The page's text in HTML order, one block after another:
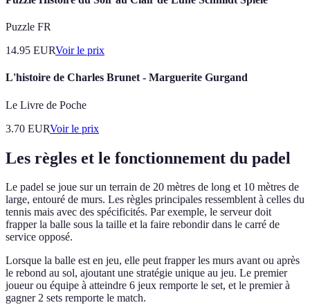
Puzzle FR
14.95 EURVoir le prix
L'histoire de Charles Brunet - Marguerite Gurgand
Le Livre de Poche
3.70 EURVoir le prix
Les règles et le fonctionnement du padel
Le padel se joue sur un terrain de 20 mètres de long et 10 mètres de
large, entouré de murs. Les règles principales ressemblent à celles du
tennis mais avec des spécificités. Par exemple, le serveur doit
frapper la balle sous la taille et la faire rebondir dans le carré de
service opposé.
Lorsque la balle est en jeu, elle peut frapper les murs avant ou après
le rebond au sol, ajoutant une stratégie unique au jeu. Le premier
joueur ou équipe à atteindre 6 jeux remporte le set, et le premier à
gagner 2 sets remporte le match.